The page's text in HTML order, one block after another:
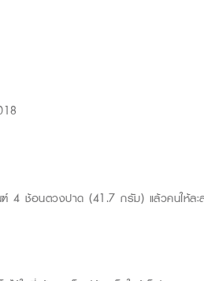
4 ช้อนตวงปาด (41.7 กรัม) แล้วคนให้ล